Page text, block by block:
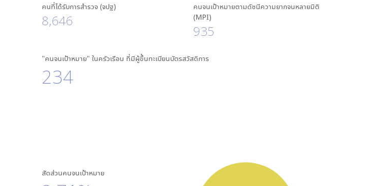
คนที่ได้รับการสำรวจ (จปฐ)
8,646
คนจนเป้าหมายตามดัชนีความยากจนหลายมิติ
(MPI)
935
"คนจนเป้าหมาย" ในครัวเรือน ที่มีผู้ขึ้นทะเบียนบัตรสวัสดิการ
234
สัดส่วนคนจนเป้าหมาย